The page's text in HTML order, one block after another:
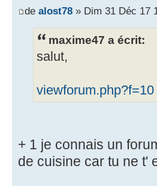
de alost78 » Dim 31 Déc 17
maxime47 a écrit:
salut,
viewforum.php?f=10
+ 1 je connais un
de cuisine car tu ne t'